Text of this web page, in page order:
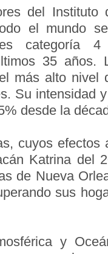
del Instituto
el mundo
35 años.
más alto nivel
Su intensidad
desde la
cuyos efectos
Katrina del
de Nueva
sus
y